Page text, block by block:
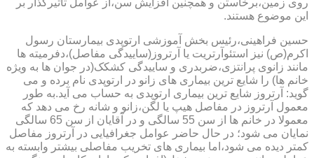
روی زمین،برخاستن و همچنین افزایش سن،از عوامل تاثیرگذار بر
این موضوع هستند.
حسین فراهینی،رئیس بخش آموزشی ارتوپدی بیمارستان رسول
اکرم(ص) نیز استئوآرتریت یا آرتروز(ساییدگی مفاصل)،دفرمیته ها
مانند زانوی پرانتزی،ضربدری و ساییدگی کشکک(در جوان ها به ویژه
خانم ها) را شایع ترین بیماری های زانو در ارتوپدی نام برده و می
گوید: آرتروز شایع ترین بیماری ارتوپدی به حساب می آید.به طور
معمول آرتروز در مفاصل هیپ یا لگن،زانو و شانه رخ می دهد که
معمولا در خانم ها از سن 55 سالگی و در آقایان از سن 65 سالگی
نمایان می شود؛ در حال حاضر عوامل جغرافیایی در آرتروز مفاصل
کمتر دیده می شود،اما بیماری های تخریب مفاصلی بیشتر وابسته به